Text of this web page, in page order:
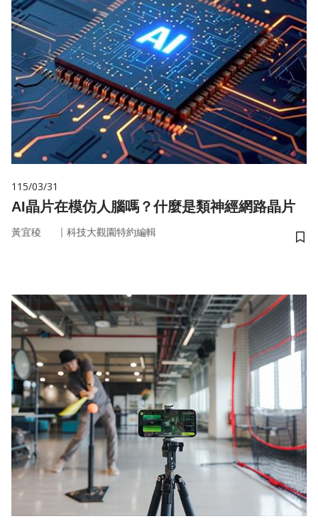
115/03/31
AI晶片在模仿人腦嗎？什麼是類神經網路晶片
黃宜稜 ｜ 科技大觀園特約編輯
儲